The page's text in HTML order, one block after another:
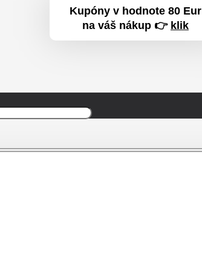
Kupóny v hodnote 80 Eur
na váš nákup 👉 klik